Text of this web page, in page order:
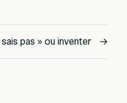
pas » ou inventer →